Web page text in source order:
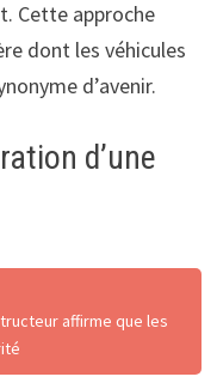
Cette approche
dont les véhicules
d’avenir.
d’une
affirme que les